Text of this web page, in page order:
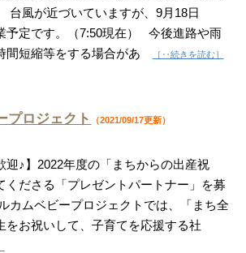
台風が近づいていますが、9月18日
予定です。（7:50現在） 今後進路や雨
間短縮等をする場合があ
［‥続きを読む］
プロジェクト （2021/09/17更新）
迎♪】2022年度の「まちからの出産祝
くださる「プレゼントパートナー」を募
カムベビープロジェクトでは、「まち全
をお祝いして、子育てを応援する社